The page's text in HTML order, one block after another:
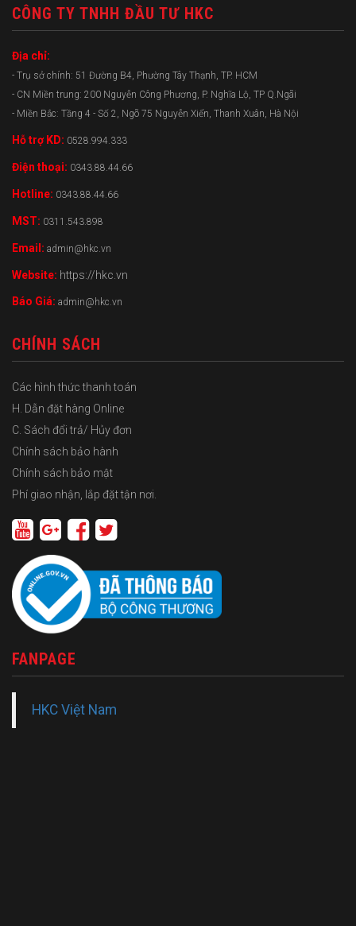
CÔNG TY TNHH ĐẦU TƯ HKC
Địa chỉ:
- Trụ sở chính: 51 Đường B4, Phường Tây Thạnh, TP. HCM
- CN Miền trung: 200 Nguyễn Công Phương, P. Nghĩa Lộ, TP Q.Ngãi
- Miền Bắc: Tầng 4 - Số 2, Ngõ 75 Nguyễn Xiển, Thanh Xuân, Hà Nội
Hỗ trợ KD: 0528.994.333
Điện thoại: 0343.88.44.66
Hotline: 0343.88.44.66
MST: 0311.543.898
Email: admin@hkc.vn
Website: https://hkc.vn
Báo Giá: admin@hkc.vn
CHÍNH SÁCH
Các hình thức thanh toán
H. Dẫn đặt hàng Online
C. Sách đổi trả/ Hủy đơn
Chính sách bảo hành
Chính sách bảo mật
Phí giao nhận, lắp đặt tận nơi.
FANPAGE
HKC Việt Nam